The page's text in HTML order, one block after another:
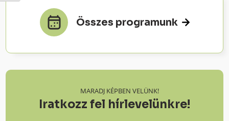
Összes programunk
MARADJ KÉPBEN VELÜNK!
Iratkozz fel hírlevelünkre!